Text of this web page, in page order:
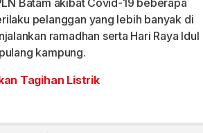
Batam akibat Covid-19 beberapa
pelanggan yang lebih banyak di
ramadhan serta Hari Raya Idul
kampung.
Tagihan Listrik